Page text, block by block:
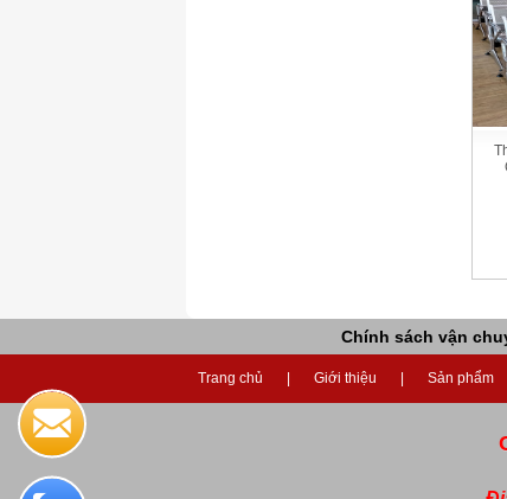
Chính sách vận
Trang chủ Giới thiệu Sản phẩm